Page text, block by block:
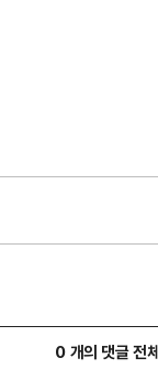
0 개의 댓글 전